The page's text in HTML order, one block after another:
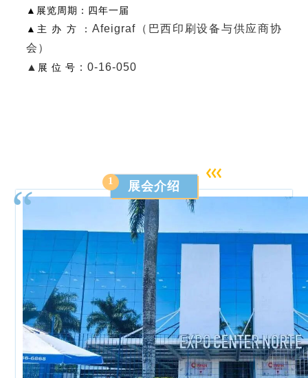
▲展览周期：四年一届
▲主 办 方 ：Afeigraf（ 巴西印刷设备与供应商协
会 ）
▲ 展 位 号 ：0-16-050
1 展会介绍
“